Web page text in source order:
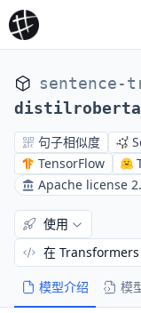
句子相似度
TensorFlow
Apache license
模型介绍 模
使用
在 Transformers